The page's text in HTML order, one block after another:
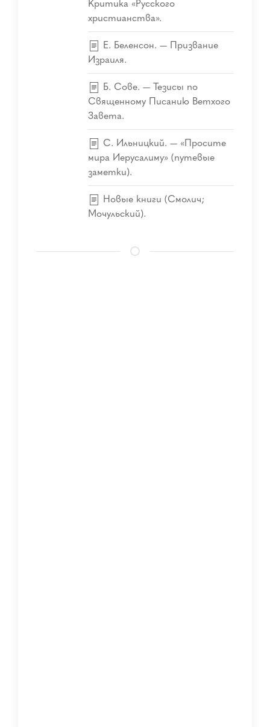
Критика «Русского
христианства».
Е. Беленсон. — Призвание
Израиля.
Б. Сове. — Тезисы по
Священному Писанию Ветхого
Завета.
С. Ильницкий. — «Просите
мира Иерусалиму» (путевые
заметки).
Новые книги (Смолич;
Мочульский).